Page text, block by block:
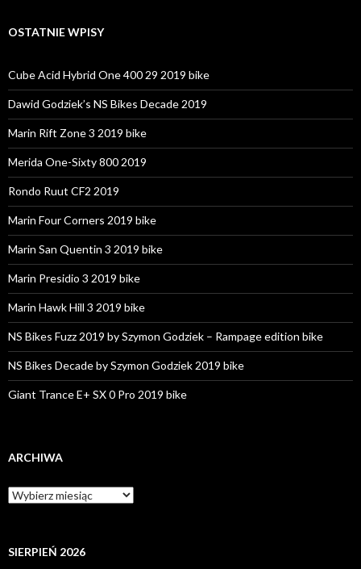
OSTATNIE WPISY
Cube Acid Hybrid One 400 29 2019 bike
Dawid Godziek’s NS Bikes Decade 2019
Marin Rift Zone 3 2019 bike
Merida One-Sixty 800 2019
Rondo Ruut CF2 2019
Marin Four Corners 2019 bike
Marin San Quentin 3 2019 bike
Marin Presidio 3 2019 bike
Marin Hawk Hill 3 2019 bike
NS Bikes Fuzz 2019 by Szymon Godziek – Rampage edition bike
NS Bikes Decade by Szymon Godziek 2019 bike
Giant Trance E+ SX 0 Pro 2019 bike
ARCHIWA
A
r
iSIERPIEŃ 2026